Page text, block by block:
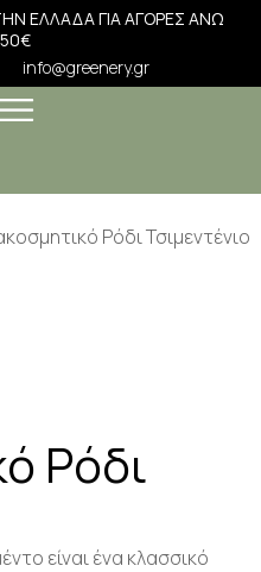
ΕΛΛΑΔΑ ΓΙΑ ΑΓΟΡΕΣ ΑΝΩ
info@greenery.gr
Ρόδι Τσιμεντένιο
Ρόδι
είναι ένα κλασσικό